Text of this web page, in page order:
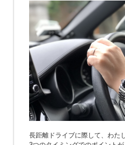
長距離ドライブに際して、わた